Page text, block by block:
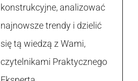
konstrukcyjne, analizować
najnowsze trendy i dzielić
się tą wiedzą z Wami,
czytelnikami Praktycznego